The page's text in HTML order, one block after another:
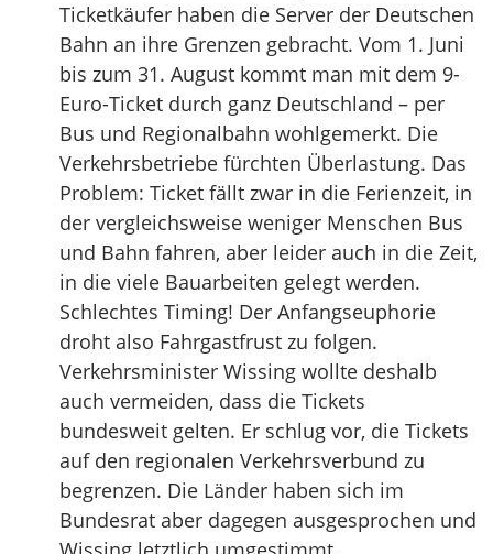
Ticketkäufer haben die Server der Deutschen
Bahn an ihre Grenzen gebracht. Vom 1. Juni
bis zum 31. August kommt man mit dem 9-
Euro-Ticket durch ganz Deutschland – per
Bus und Regionalbahn wohlgemerkt. Die
Verkehrsbetriebe fürchten Überlastung. Das
Problem: Ticket fällt zwar in die Ferienzeit, in
der vergleichsweise weniger Menschen Bus
und Bahn fahren, aber leider auch in die Zeit,
in die viele Bauarbeiten gelegt werden.
Schlechtes Timing! Der Anfangseuphorie
droht also Fahrgastfrust zu folgen.
Verkehrsminister Wissing wollte deshalb
auch vermeiden, dass die Tickets
bundesweit gelten. Er schlug vor, die Tickets
auf den regionalen Verkehrsverbund zu
begrenzen. Die Länder haben sich im
Bundesrat aber dagegen ausgesprochen und